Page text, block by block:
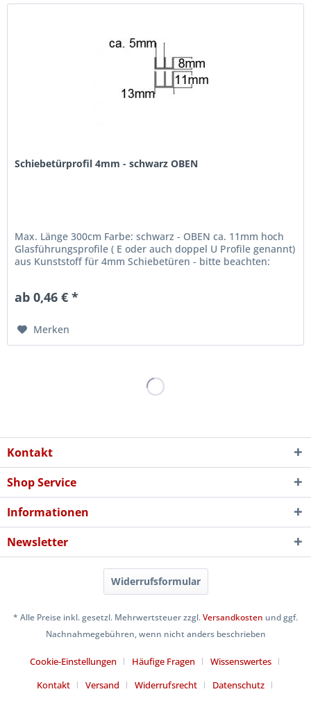
Schiebetürprofil 4mm - schwarz OBEN
Max. Länge 300cm Farbe: schwarz - OBEN ca. 11mm hoch
Glasführungsprofile ( E oder auch doppel U Profile genannt)
aus Kunststoff für 4mm Schiebetüren - bitte beachten:
ab 0,46 € *
Merken
Kontakt
Shop Service
Informationen
Newsletter
Widerrufsformular
* Alle Preise inkl. gesetzl. Mehrwertsteuer zzgl.Versandkosten und ggf.
Nachnahmegebühren, wenn nicht anders beschrieben
Cookie-Einstellungen Häufige Fragen
Wissenswertes
Kontakt
Versand Widerrufsrecht
Datenschutz